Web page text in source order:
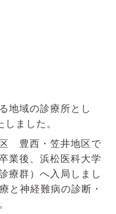
地域の診療所とし
ました。
豊西・笠井地区で
業後、浜松医科大学
療群）へ入局しまし
と神経難病の診断・